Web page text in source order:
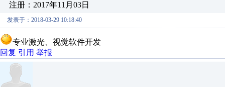
注册：2017年11月03日
发表于：2018-03-29 10:18:40
专业激光、视觉软件开发
回复 引用 举报